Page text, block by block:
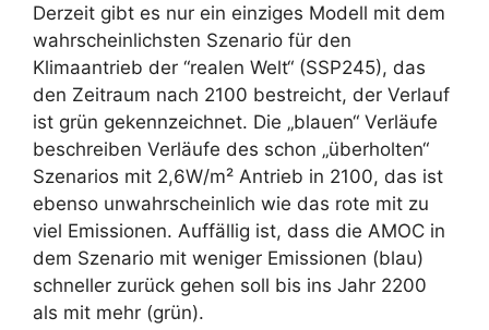
Derzeit gibt es nur ein einziges Modell mit dem
wahrscheinlichsten Szenario für den
Klimaantrieb der “realen Welt“ (SSP245), das
den Zeitraum nach 2100 bestreicht, der Verlauf
ist grün gekennzeichnet. Die „blauen“ Verläufe
beschreiben Verläufe des schon „überholten“
Szenarios mit 2,6W/m² Antrieb in 2100, das ist
ebenso unwahrscheinlich wie das rote mit zu
viel Emissionen. Auffällig ist, dass die AMOC in
dem Szenario mit weniger Emissionen (blau)
schneller zurück gehen soll bis ins Jahr 2200
als mit mehr (grün).